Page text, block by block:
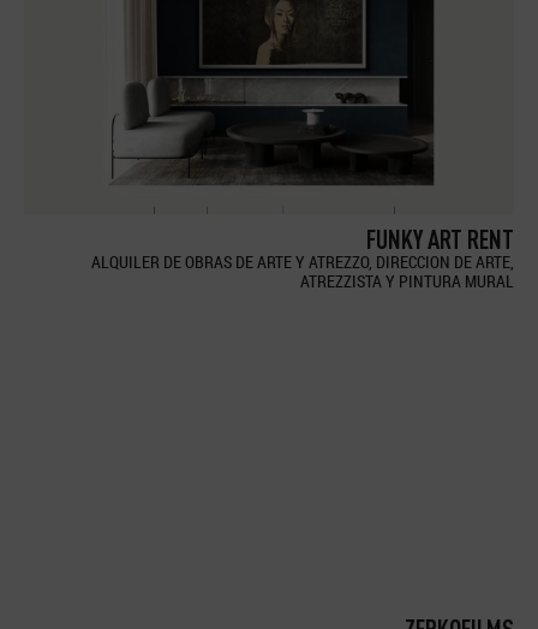
FUNKY ART RENT
ALQUILER DE OBRAS DE ARTE Y ATREZZO, DIRECCION DE ARTE,
ATREZZISTA Y PINTURA MURAL